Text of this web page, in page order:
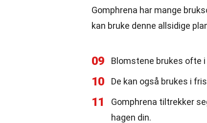
Gomphrena har mange
kan bruke denne allsidige
09 Blomstene brukes ofte
10 De kan også brukes i
11
Gomphrena tiltrekker
hagen din.